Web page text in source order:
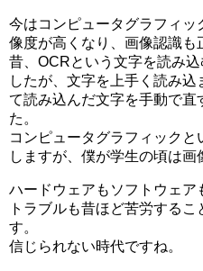
今はコンピュータグラフィ
像度が高くなり、画像認識も
昔、OCRという文字を読み
したが、文字を上手く読み
て読み込んだ文字を手動で直
た。
コンピュータグラフィック
しますが、僕が学生の頃は画
ハードウェアもソフトウェ
トラブルも昔ほど苦労する
す。
信じられない時代ですね。